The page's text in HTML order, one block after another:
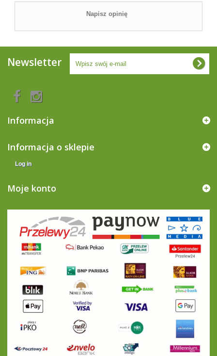
Napisz opinię
Newsletter
Informacja
Informacja o sklepie
Log in
Moje konto